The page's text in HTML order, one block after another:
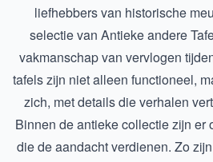
liefhebbers van historische
selectie van Antieke andere
vakmanschap van vervlogen
tafels zijn niet alleen functioneel,
zich, met details die verhalen
Binnen de antieke collectie zijn er
die de aandacht verdienen. Zo